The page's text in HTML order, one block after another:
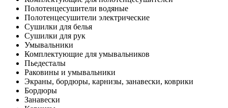
Полотенцесушители водяные
Полотенцесушители электрические
Сушилки для белья
Сушилки для рук
Умывальники
Комплектующие для умывальников
Пьедесталы
Раковины и умывальники
Экраны, бордюры, карнизы, занавески, коврики
Бордюры
Занавески